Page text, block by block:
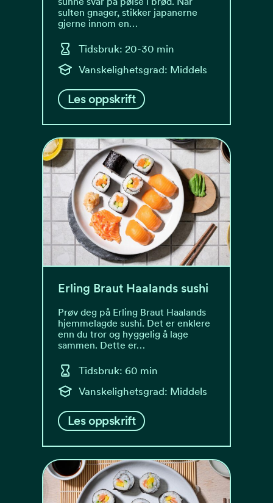
sulten gnager, stikker japanerne
gjerne innom en…
Tidsbruk: 20-30 min
Vanskelighetsgrad: Middels
Les oppskrift
Erling Braut Haalands sushi
Prøv deg på Erling Braut Haalands
hjemmelagde sushi. Det er enklere
enn du tror og hyggelig å lage
sammen. Dette er…
Tidsbruk: 60 min
Vanskelighetsgrad: Middels
Les oppskrift